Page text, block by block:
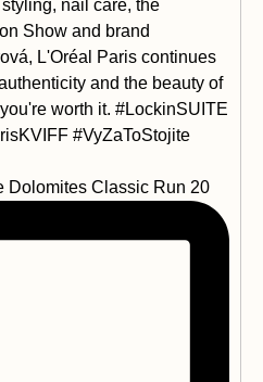
Dolomites Classic Run 20